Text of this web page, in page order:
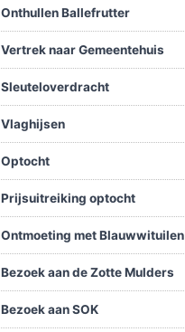
Onthullen Ballefrutter
Vertrek naar Gemeentehuis
Sleuteloverdracht
Vlaghijsen
Optocht
Prijsuitreiking optocht
Ontmoeting met Blauwwituilen
Bezoek aan de Zotte Mulders
Bezoek aan SOK